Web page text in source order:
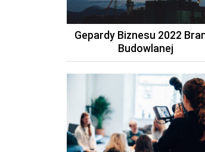
Gepardy Biznesu 2022
Budowlanej